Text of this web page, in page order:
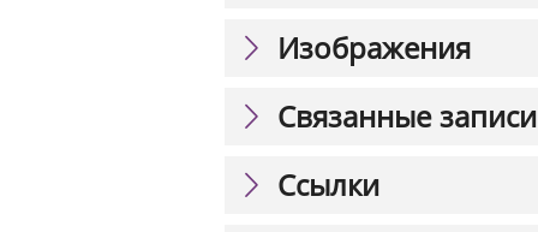
Изображения
Связанные записи
Ссылки